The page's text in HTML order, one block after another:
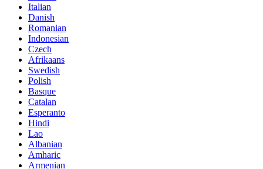
Italian
Danish
Romanian
Indonesian
Czech
Afrikaans
Swedish
Polish
Basque
Catalan
Esperanto
Hindi
Lao
Albanian
Amharic
Armenian